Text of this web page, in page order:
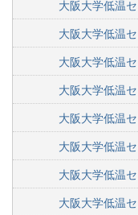
大阪大学低温
大阪大学低温
大阪大学低温
大阪大学低温
大阪大学低温
大阪大学低温
大阪大学低温
大阪大学低温